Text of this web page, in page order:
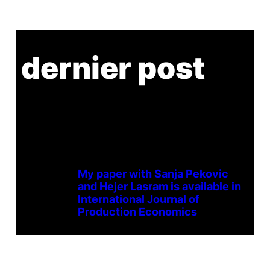
dernier post
My paper with Sanja Pekovic
and Hejer Lasram is available in
International Journal of
Production Economics